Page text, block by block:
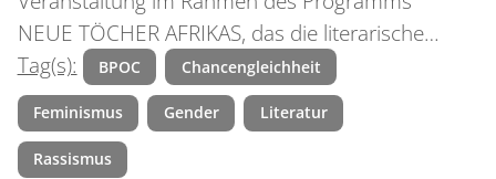
NEUE TÖCHER AFRIKAS, das die literarische…
Tag(s):
BPOC Chancengleichheit
Feminismus Gender Literatur
Rassismus